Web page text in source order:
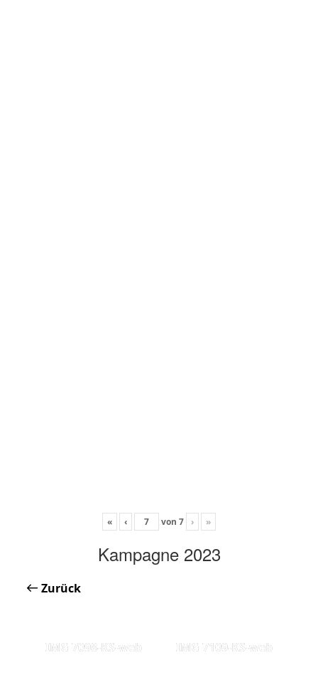
« ‹ von 7 › »
Kampagne 2023
Zurück
IMG 7098-KS-web IMG 7109-KS-web